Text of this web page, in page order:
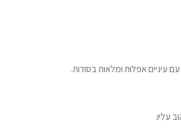
עיניים אפלות ומלאות בסודות.
עליו.